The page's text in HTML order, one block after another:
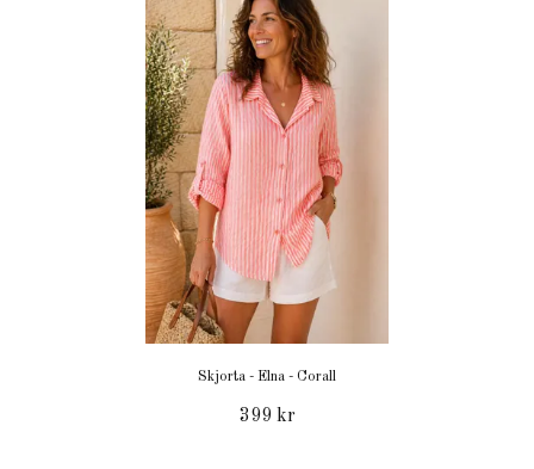
Skjorta - Elna - Corall
399 kr